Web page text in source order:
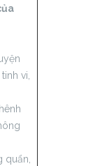
vi,
quẩn,